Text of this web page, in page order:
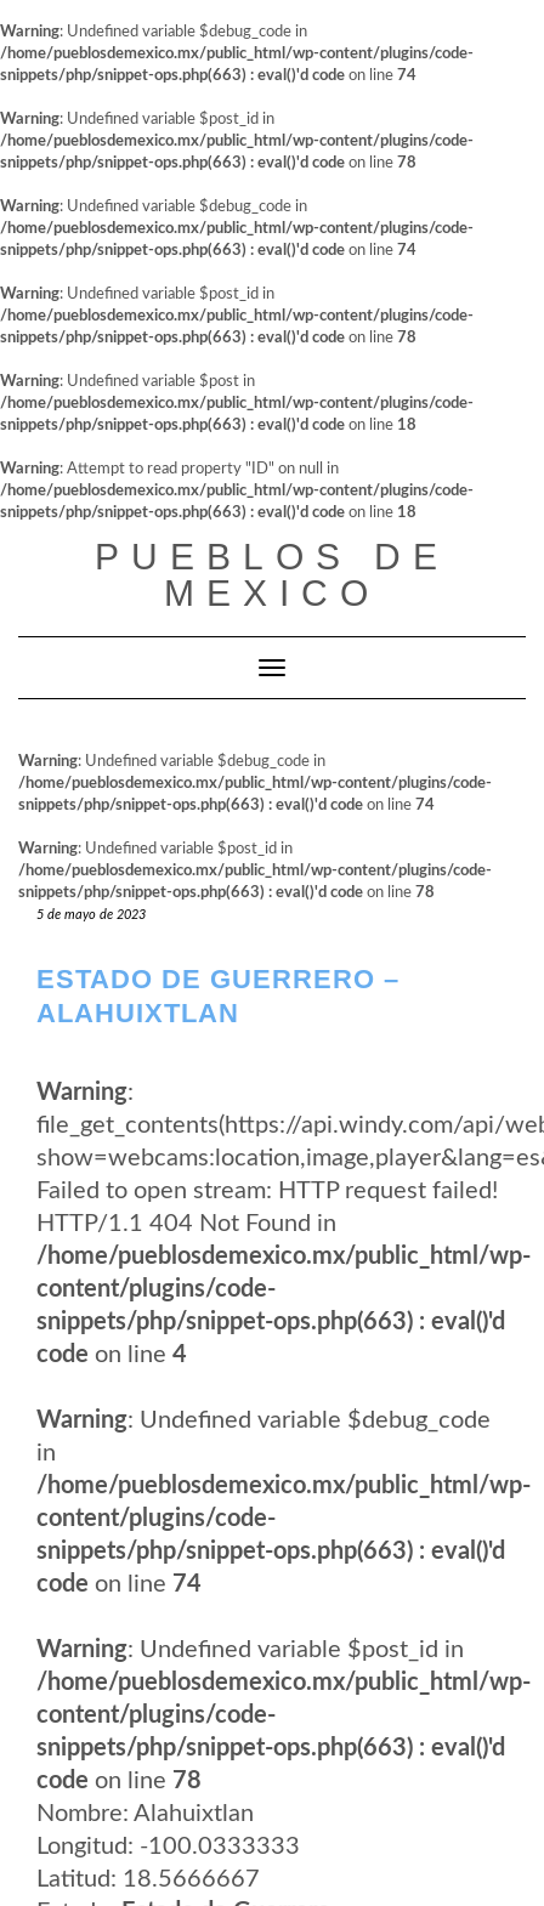
Warning: Undefined variable $debug_code in
/home/pueblosdemexico.mx/public_html/wp-content/plugins/code-
snippets/php/snippet-ops.php(663) : eval()'d code on line 74
Warning: Undefined variable $post_id in
/home/pueblosdemexico.mx/public_html/wp-content/plugins/code-
snippets/php/snippet-ops.php(663) : eval()'d code on line 78
Warning: Undefined variable $debug_code in
/home/pueblosdemexico.mx/public_html/wp-content/plugins/code-
snippets/php/snippet-ops.php(663) : eval()'d code on line 74
Warning: Undefined variable $post_id in
/home/pueblosdemexico.mx/public_html/wp-content/plugins/code-
snippets/php/snippet-ops.php(663) : eval()'d code on line 78
Warning: Undefined variable $post in
/home/pueblosdemexico.mx/public_html/wp-content/plugins/code-
snippets/php/snippet-ops.php(663) : eval()'d code on line 18
Warning: Attempt to read property "ID" on null in
/home/pueblosdemexico.mx/public_html/wp-content/plugins/code-
snippets/php/snippet-ops.php(663) : eval()'d code on line 18
PUEBLOS DE
MEXICO
Cambiar modo de navegación
Warning: Undefined variable $debug_code in
/home/pueblosdemexico.mx/public_html/wp-content/plugins/code-
snippets/php/snippet-ops.php(663) : eval()'d code on line 74
Warning: Undefined variable $post_id in
/home/pueblosdemexico.mx/public_html/wp-content/plugins/code-
snippets/php/snippet-ops.php(663) : eval()'d code on line 78
5 de mayo de 2023
ESTADO DE GUERRERO –
ALAHUIXTLAN
Warning:
file_get_contents(https://api.windy.com/api/
Failed to open stream: HTTP request failed!
HTTP/1.1 404 Not Found in
/home/pueblosdemexico.mx/public_html/wp-
content/plugins/code-
snippets/php/snippet-ops.php(663) : eval()'d
code on line 4
Warning: Undefined variable $debug_code
in
/home/pueblosdemexico.mx/public_html/wp-
content/plugins/code-
snippets/php/snippet-ops.php(663) : eval()'d
code on line 74
Warning: Undefined variable $post_id in
/home/pueblosdemexico.mx/public_html/wp-
content/plugins/code-
snippets/php/snippet-ops.php(663) : eval()'d
code on line 78
Nombre: Alahuixtlan
Longitud: -100.0333333
Latitud: 18.5666667